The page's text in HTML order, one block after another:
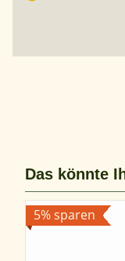
Das könnte
5% sparen